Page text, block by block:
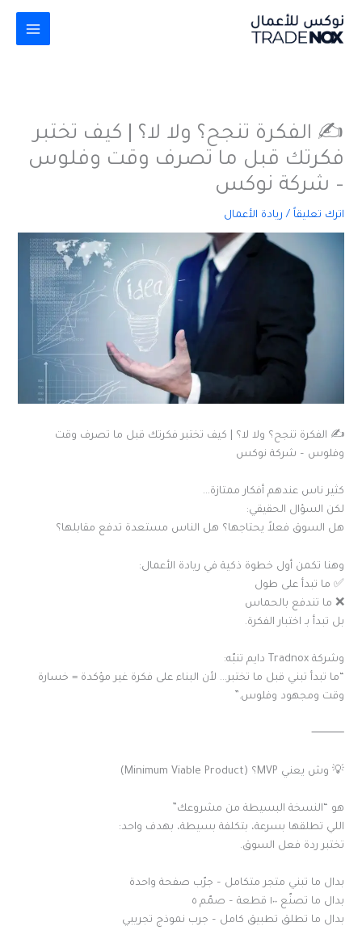
المحتوى
✍️ الفكرة تنجح؟ ولا لا؟ | كيف تختبر
فكرتك قبل ما تصرف وقت وفلوس
– شركة نوكس
اترك تعليقاً / ريادة الأعمال
✍️ الفكرة تنجح؟ ولا لا؟ | كيف تختبر فكرتك قبل ما تصرف وقت
وفلوس – شركة نوكس
كثير ناس عندهم أفكار ممتازة…
لكن السؤال الحقيقي:
هل السوق فعلاً يحتاجها؟ هل الناس مستعدة تدفع مقابلها؟
وهنا تكمن أول خطوة ذكية في ريادة الأعمال:
✅ ما تبدأ على طول
❌ ما تندفع بالحماس
بل تبدأ بـ اختبار الفكرة.
وشركة Tradnox دايم تنبّه:
“ما تبدأ تبني قبل ما تختبر… لأن البناء على فكرة غير مؤكدة = خسارة
وقت ومجهود وفلوس.”
⸻
💡 وش يعني MVP؟ (Minimum Viable Product)
هو “النسخة البسيطة من مشروعك”
اللي تطلقها بسرعة، بتكلفة بسيطة، بهدف واحد:
تختبر ردة فعل السوق.
بدال ما تبني متجر متكامل – جرّب صفحة واحدة
بدال ما تصنّع ١٠٠ قطعة – صمّم ٥
بدال ما تطلق تطبيق كامل – جرب نموذج تجريبي